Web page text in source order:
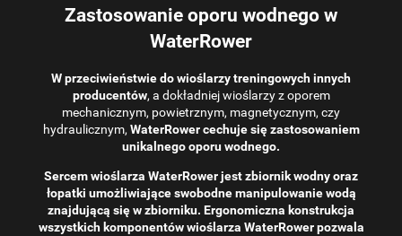
Zastosowanie oporu wodnego w
WaterRower
W przeciwieństwie do wioślarzy treningowych innych
producentów, a dokładniej wioślarzy z oporem
mechanicznym, powietrznym, magnetycznym, czy
hydraulicznym, WaterRower cechuje się zastosowaniem
unikalnego oporu wodnego.
Sercem wioślarza WaterRower jest zbiornik wodny oraz
łopatki umożliwiające swobodne manipulowanie wodą
znajdującą się w zbiorniku. Ergonomiczna konstrukcja
wszystkich komponentów wioślarza WaterRower pozwala